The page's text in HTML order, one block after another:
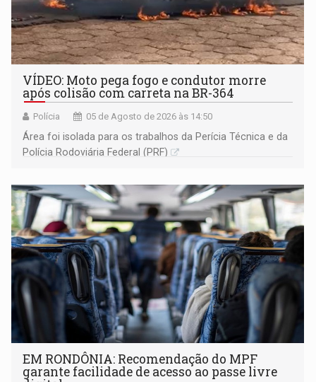
VÍDEO: Moto pega fogo e condutor morre
após colisão com carreta na BR-364
Polícia 05 de Agosto de 2026 às 14:50
Área foi isolada para os trabalhos da Perícia Técnica e da
Polícia Rodoviária Federal (PRF)
EM RONDÔNIA: Recomendação do MPF
garante facilidade de acesso ao passe livre